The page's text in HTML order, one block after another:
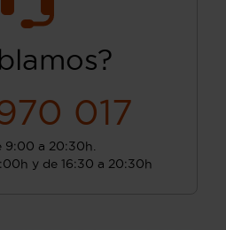
017
9:00 a 20:30h.
y de 16:30 a 20:30h